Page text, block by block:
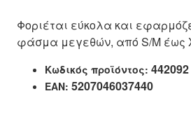
Φοριέται εύκολα και
φάσμα μεγεθών, από S/M έως
Κωδικός προϊόντος: 442092
EAN: 5207046037440